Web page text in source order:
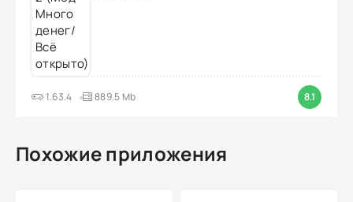
1.63.4 889.5 Mb 8.1
Похожие приложения